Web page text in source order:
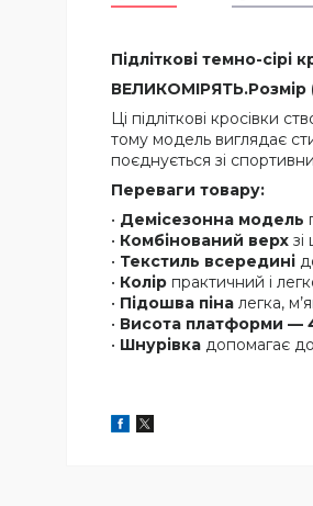
Підліткові темно-сірі
ВЕЛИКОМІРЯТЬ.Розмір
Ці підліткові кросівки
тому модель виглядає
поєднується зі
Переваги товару:
• Демісезонна модель
• Комбінований верх
• Текстиль всередині
• Колір практичний і
• Підошва піна легка,
• Висота платформи —
• Шнурівка допомагає